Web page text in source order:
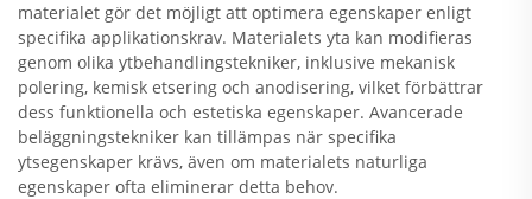
materialet gör det möjligt att optimera egenskaper enligt
specifika applikationskrav. Materialets yta kan modifieras
genom olika ytbehandlingstekniker, inklusive mekanisk
polering, kemisk etsering och anodisering, vilket förbättrar
dess funktionella och estetiska egenskaper. Avancerade
beläggningstekniker kan tillämpas när specifika
ytsegenskaper krävs, även om materialets naturliga
egenskaper ofta eliminerar detta behov.